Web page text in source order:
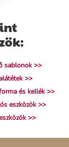
sablonok >>
>>
és kellék >>
eszközök >>
>>